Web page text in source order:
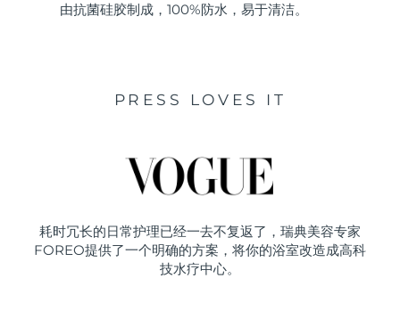
由抗菌硅胶制成，100%防水，易于清洁。
PRESS LOVES IT
耗时冗长的日常护理已经一去不复返了，瑞典美容专家
FOREO提供了一个明确的方案，将你的浴室改造成高科
技水疗中心。